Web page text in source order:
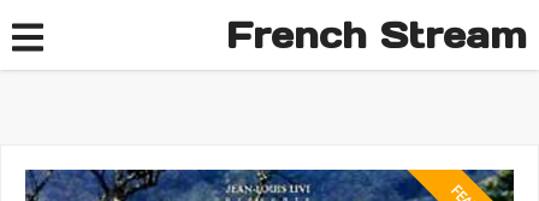
French Stream